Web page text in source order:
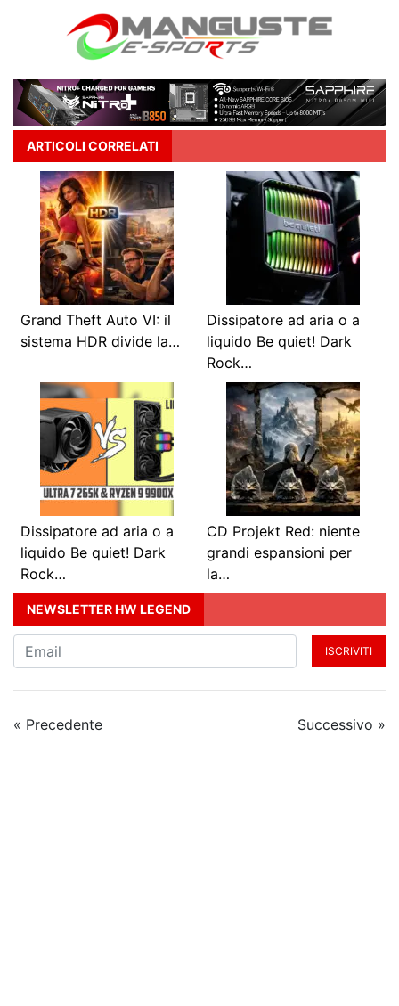
ARTICOLI CORRELATI
Grand Theft Auto VI: il
sistema HDR divide la…
Dissipatore ad aria o a
liquido Be quiet! Dark
Rock…
Dissipatore ad aria o a
liquido Be quiet! Dark
Rock…
CD Projekt Red: niente
grandi espansioni per
la…
NEWSLETTER HW LEGEND
ISCRIVITI
« Precedente Successivo »